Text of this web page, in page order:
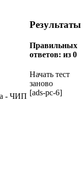
Результаты
Правильных
ответов: из 0
Начать тест
заново
[ads-pc-6]
- ЧИП